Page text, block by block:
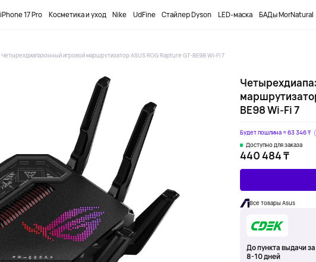
iPhone 17 Pro Косметика и уход Nike UdFine Стайлер Dyson LED-маска БАДы MorNatural
Четырехдиапазонный игровой маршрутизатор ASUS ROG Rapture GT-BE98 Wi-Fi 7
BE98 Wi-Fi 7
440 484 ₸
Доступно для заказа
Будет пошлина ≈ 63 346 ₸
Все товары Asus
До пункта выдачи за
8-10 дней